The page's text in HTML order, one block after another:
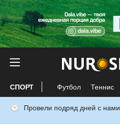
СПОРТ Футбол Теннис
Провели подряд дней с нами